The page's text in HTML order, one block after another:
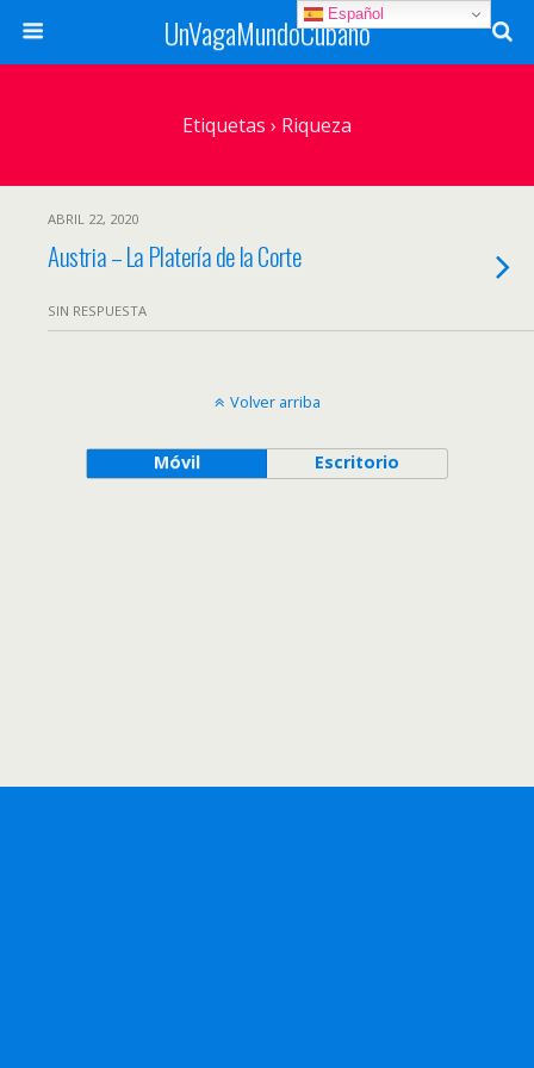
UnVagaMundoCubano
Etiquetas › Riqueza
ABRIL 22, 2020
Austria – La Platería de la Corte
SIN RESPUESTA
Volver arriba
Móvil Escritorio
Español